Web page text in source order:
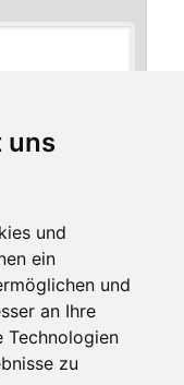
uns
und
ein
und
an Ihre
Technologien
zu